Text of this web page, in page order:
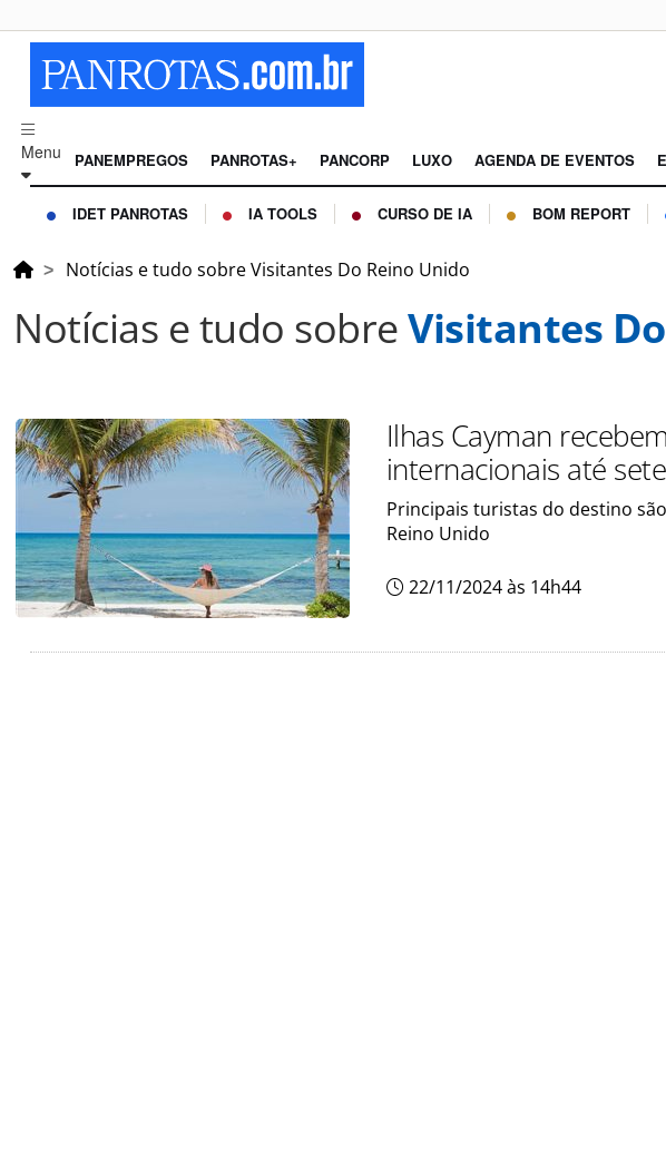
Menu PANEMPREGOS PANROTAS+ PANCORP LUXO AGENDA DE EVENTOS
IDET PANROTAS IA TOOLS CURSO DE IA BOM REPORT
Notícias e tudo sobre Visitantes Do Reino Unido
Notícias e tudo sobreVisitantes
Ilhas Cayman
internacionais até
Principais turistas do destino
Reino Unido
22/11/2024 às 14h44